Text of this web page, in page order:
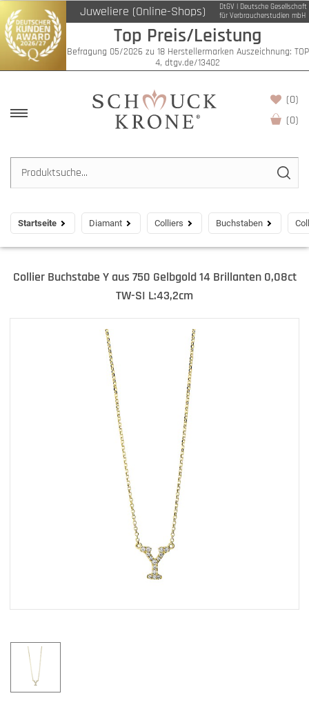
Juweliere (Online-Shops)
DtGV | Deutsche Gesellschaft
für Verbraucherstudien mbH
Top Preis/Leistung
Befragung 05/2026 zu 18 Herstellermarken Auszeichnung: TOP
4, dtgv.de/13402
(0)
(0)
Startseite Diamant Colliers Buchstaben
Collier Buchstabe Y aus 750 Gelbgold 14 Brillanten 0,08ct
TW-SI L:43,2cm